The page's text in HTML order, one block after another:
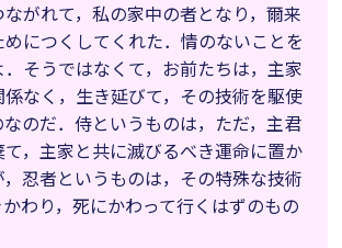
がれて，私の家中の者となり，爾来
につくしてくれた．情のないことを
そうではなくて，お前たちは，主家
なく，生き延びて，その技術を駆使
のだ．侍というものは，ただ，主君
，主家と共に滅びるべき運命に置か
忍者というものは，その特殊な技術
わり，死にかわって行くはずのもの